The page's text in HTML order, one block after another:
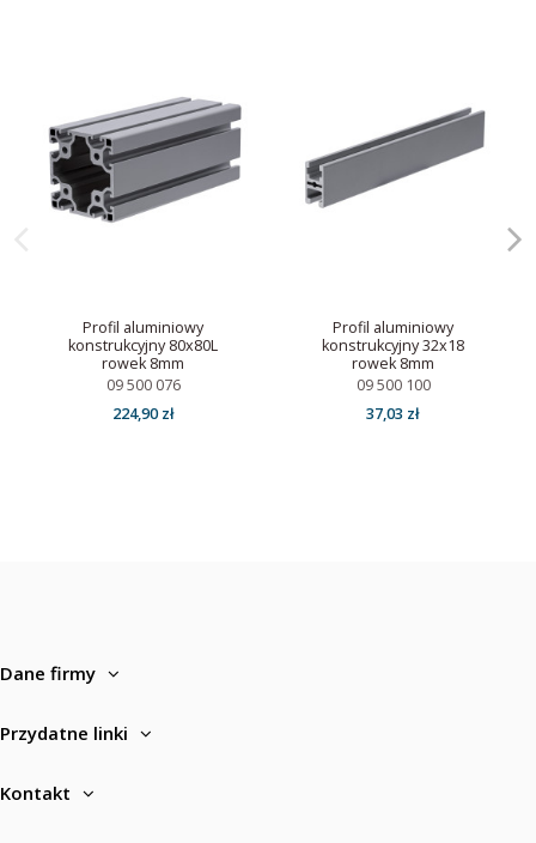
Profil aluminiowy
konstrukcyjny 80x80L
rowek 8mm
09 500 076
224,90 zł
Profil aluminiowy
konstrukcyjny 32x18
rowek 8mm
09 500 100
37,03 zł
Dane firmy
Przydatne linki
Kontakt